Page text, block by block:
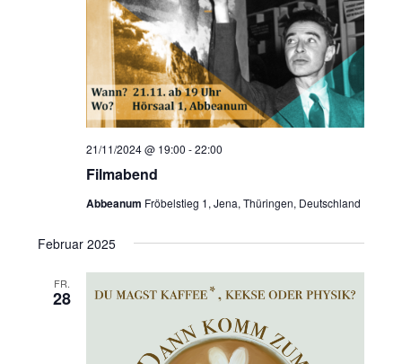
d
A
n
s
i
t
n
n
a
a
v
i
g
a
t
Filmabend
21/11/2024 @ 19:00 -22:00
Abbeanum Fröbelstieg 1, Jena, Thüringen, Deutschland
Februar 2025
FR.
28